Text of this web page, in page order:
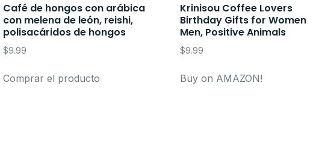
Café de hongos con arábica
con melena de león, reishi,
polisacáridos de hongos
$9.99
Comprar el producto
Krinisou Coffee Lovers
Birthday Gifts for Women
Men, Positive Animals
$9.99
Buy on AMAZON!